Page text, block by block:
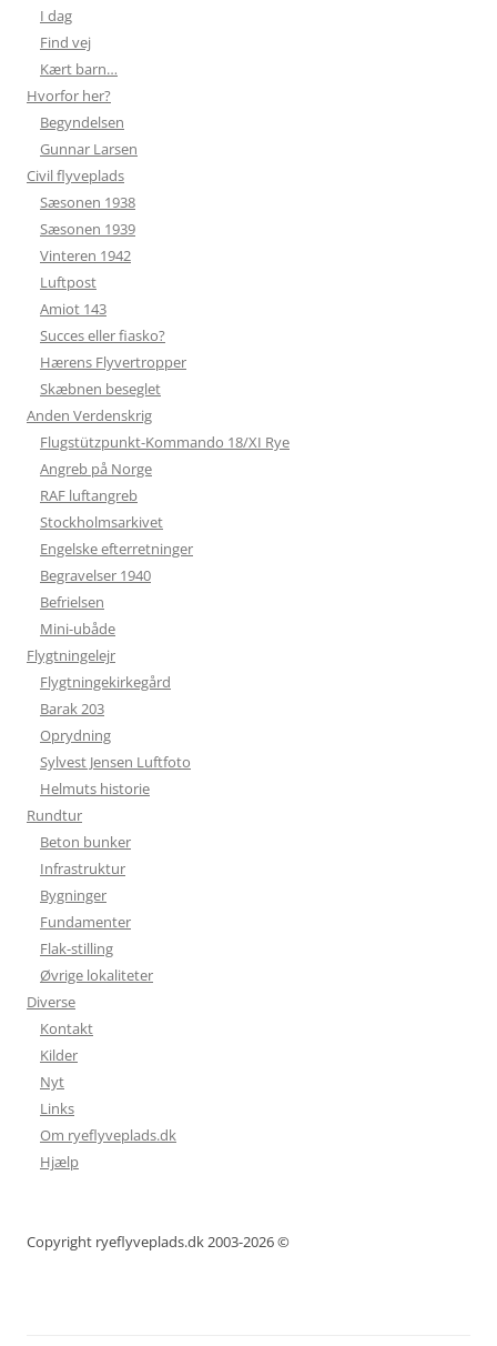
I dag
Find vej
Kært barn…
Hvorfor her?
Begyndelsen
Gunnar Larsen
Civil flyveplads
Sæsonen 1938
Sæsonen 1939
Vinteren 1942
Luftpost
Amiot 143
Succes eller fiasko?
Hærens Flyvertropper
Skæbnen beseglet
Anden Verdenskrig
Flugstützpunkt-Kommando 18/XI Rye
Angreb på Norge
RAF luftangreb
Stockholmsarkivet
Engelske efterretninger
Begravelser 1940
Befrielsen
Mini-ubåde
Flygtningelejr
Flygtningekirkegård
Barak 203
Oprydning
Sylvest Jensen Luftfoto
Helmuts historie
Rundtur
Beton bunker
Infrastruktur
Bygninger
Fundamenter
Flak-stilling
Øvrige lokaliteter
Diverse
Kontakt
Kilder
Nyt
Links
Om ryeflyveplads.dk
Hjælp
Copyright ryeflyveplads.dk 2003-2026 ©